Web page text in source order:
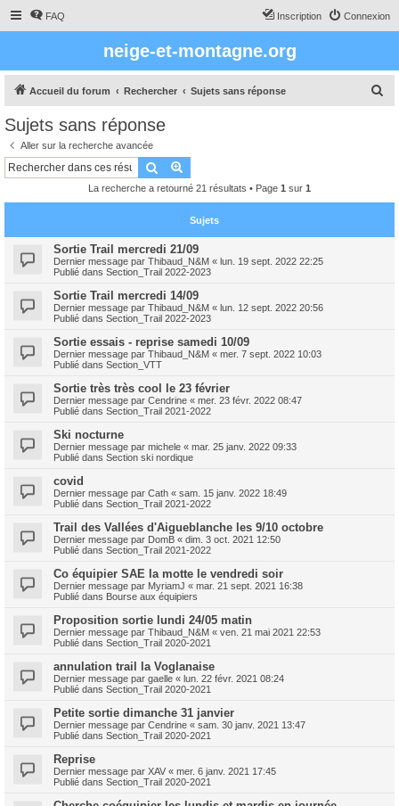
FAQ Connexion
Inscription
neige-et-montagne.org
Accueil du forum Rechercher Sujets sans réponse
h
Sujets sans réponse
Aller sur la recherche avancée
Rechercher
La recherche a retourné 21 résultats • Page 1 sur 1
Sujets
Sortie Trail mercredi 21/09
Dernier message par Thibaud_N&M « lun. 19 sept. 2022 22:25
Publié dans Section_Trail 2022-2023
Sortie Trail mercredi 14/09
Dernier message par Thibaud_N&M « lun. 12 sept. 2022 20:56
Publié dans Section_Trail 2022-2023
Sortie essais - reprise samedi 10/09
Dernier message par Thibaud_N&M « mer. 7 sept. 2022 10:03
Publié dans Section_VTT
Sortie très très cool le 23 février
Dernier message par Cendrine « mer. 23 févr. 2022 08:47
Publié dans Section_Trail 2021-2022
Ski nocturne
Dernier message par michele « mar. 25 janv. 2022 09:33
Publié dans Section ski nordique
covid
Dernier message par Cath « sam. 15 janv. 2022 18:49
Publié dans Section_Trail 2021-2022
Trail des Vallées d'Aigueblanche les 9/10 octobre
Dernier message par DomB « dim. 3 oct. 2021 12:50
Publié dans Section_Trail 2021-2022
Co équipier SAE la motte le vendredi soir
Dernier message par MyriamJ « mar. 21 sept. 2021 16:38
Publié dans Bourse aux équipiers
Proposition sortie lundi 24/05 matin
Dernier message par Thibaud_N&M « ven. 21 mai 2021 22:53
Publié dans Section_Trail 2020-2021
annulation trail la Voglanaise
Dernier message par gaelle « lun. 22 févr. 2021 08:24
Publié dans Section_Trail 2020-2021
Petite sortie dimanche 31 janvier
Dernier message par Cendrine « sam. 30 janv. 2021 13:47
Publié dans Section_Trail 2020-2021
Reprise
Dernier message par XAV « mer. 6 janv. 2021 17:45
Publié dans Section_Trail 2020-2021